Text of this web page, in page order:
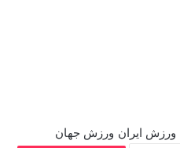
ورزش ایران ورزش جهان